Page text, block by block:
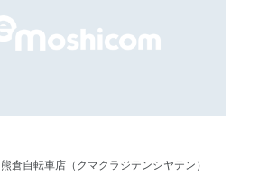
熊倉自転車店（クマクラジテンシヤテン）